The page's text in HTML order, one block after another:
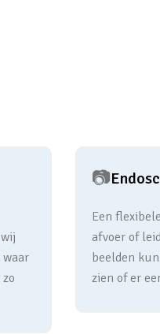
waar
📷
Een
afvoer of
beelden
zien of er